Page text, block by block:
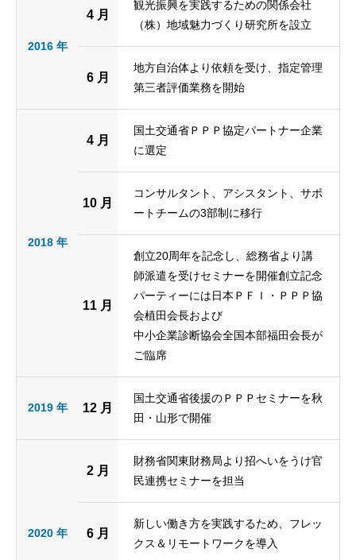
2016 年
4 月
観光振興を実践するための関係会社
（株）地域魅力づくり研究所を設立
6 月
地方自治体より依頼を受け、指定管理
第三者評価業務を開始
2018 年
4 月
国土交通省ＰＰＰ協定パートナー企業
に選定
10 月
コンサルタント、アシスタント、サポ
ートチームの3部制に移行
11 月
創立20周年を記念し、総務省より講
師派遣を受けセミナーを開催創立記念
パーティーには日本ＰＦＩ・ＰＰＰ協
会植田会長および
中小企業診断協会全国本部福田会長が
ご臨席
2019 年 12 月
国土交通省後援のＰＰＰセミナーを秋
田・山形で開催
2020 年
2 月
財務省関東財務局より招へいをうけ官
民連携セミナーを担当
6 月
新しい働き方を実践するため、フレッ
クス＆リモートワークを導入